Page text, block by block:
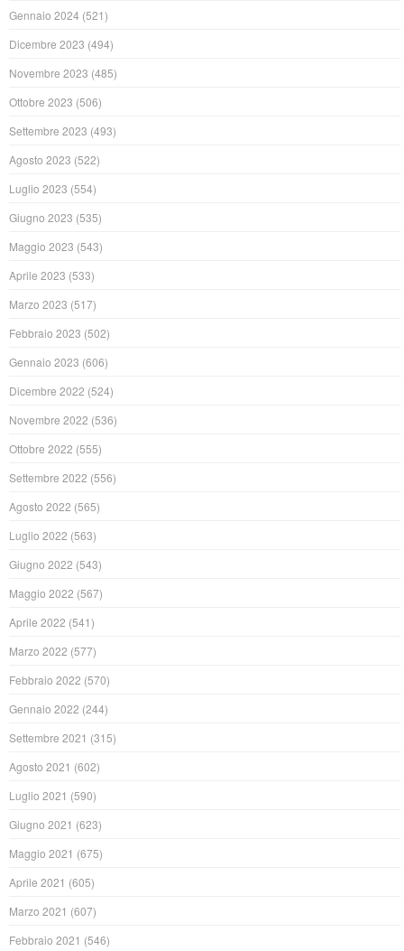
Gennaio 2024 (521)
Dicembre 2023 (494)
Novembre 2023 (485)
Ottobre 2023 (506)
Settembre 2023 (493)
Agosto 2023 (522)
Luglio 2023 (554)
Giugno 2023 (535)
Maggio 2023 (543)
Aprile 2023 (533)
Marzo 2023 (517)
Febbraio 2023 (502)
Gennaio 2023 (606)
Dicembre 2022 (524)
Novembre 2022 (536)
Ottobre 2022 (555)
Settembre 2022 (556)
Agosto 2022 (565)
Luglio 2022 (563)
Giugno 2022 (543)
Maggio 2022 (567)
Aprile 2022 (541)
Marzo 2022 (577)
Febbraio 2022 (570)
Gennaio 2022 (244)
Settembre 2021 (315)
Agosto 2021 (602)
Luglio 2021 (590)
Giugno 2021 (623)
Maggio 2021 (675)
Aprile 2021 (605)
Marzo 2021 (607)
Febbraio 2021 (546)